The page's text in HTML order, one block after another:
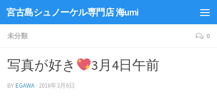
宮古島シュノーケル専門店 海umi
未分類 0
写真が好き 3月4日午前
BYEGAWA · 2016年3月6日